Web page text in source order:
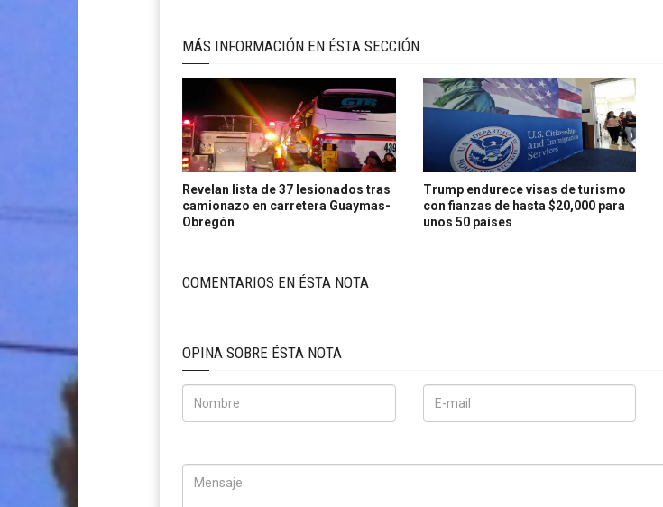
MÁS INFORMACIÓN EN ÉSTA SECCIÓN
Revelan lista de 37 lesionados tras
camionazo en carretera Guaymas-
Obregón
Trump endurece visas de turismo
con fianzas de hasta $20,000 para
unos 50 países
COMENTARIOS EN ÉSTA NOTA
OPINA SOBRE ÉSTA NOTA